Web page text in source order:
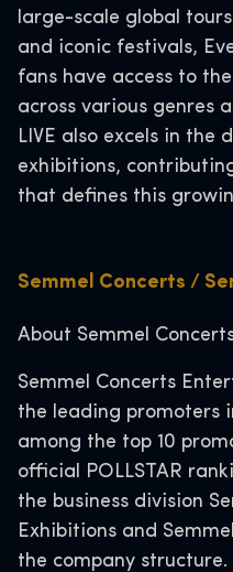
large-scale global
and iconic festivals,
fans have access to
across various genres
LIVE also excels in
exhibitions,
that defines this
Semmel Concerts /
About Semmel
Semmel Concerts
the leading promoters
among the top 10
official POLLSTAR
the business division
Exhibitions and
the company